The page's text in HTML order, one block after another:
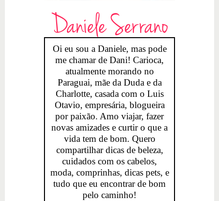
Daniele Serrano
Oi eu sou a Daniele, mas pode
me chamar de Dani! Carioca,
atualmente morando no
Paraguai, mãe da Duda e da
Charlotte, casada com o Luis
Otavio, empresária, blogueira
por paixão. Amo viajar, fazer
novas amizades e curtir o que a
vida tem de bom. Quero
compartilhar dicas de beleza,
cuidados com os cabelos,
moda, comprinhas, dicas pets, e
tudo que eu encontrar de bom
pelo caminho!